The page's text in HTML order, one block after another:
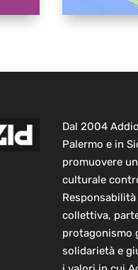
Dal 2004
Palermo e in
promuovere
culturale
collettiva,
protagonismo
solidarietà e